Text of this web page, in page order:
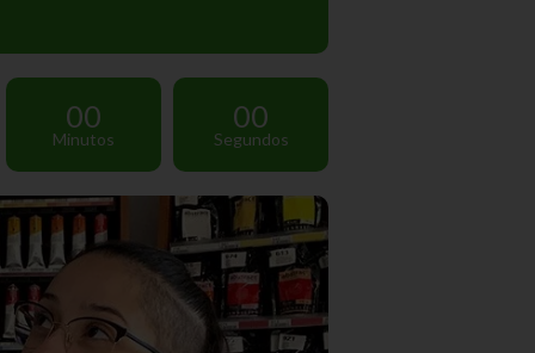
00
Minutos
00
Segundos